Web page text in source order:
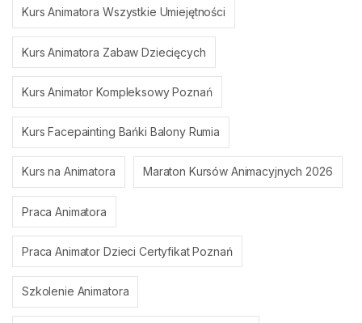
Kurs Animatora Wszystkie Umiejętności
Kurs Animatora Zabaw Dziecięcych
Kurs Animator Kompleksowy Poznań
Kurs Facepainting Bańki Balony Rumia
Kurs na Animatora Maraton Kursów Animacyjnych 2026
Praca Animatora
Praca Animator Dzieci Certyfikat Poznań
Szkolenie Animatora